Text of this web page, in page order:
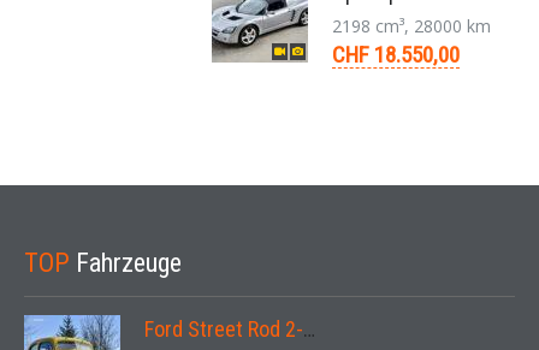
2198 cm³, 28000 km
CHF 18.550,00
TOP Fahrzeuge
Ford Street Rod 2-Door V8 Aut. 1937